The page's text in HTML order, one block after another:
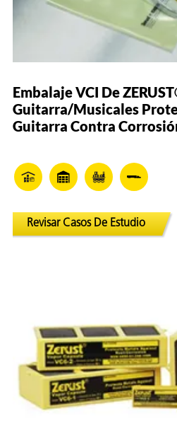
Embalaje VCI De
Guitarra/Musicales
Guitarra Contra
Revisar Casos De Estudio